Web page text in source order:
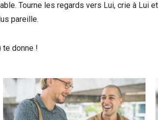
Tourne les regards vers Lui, crie à Lui
pareille.
te donne !